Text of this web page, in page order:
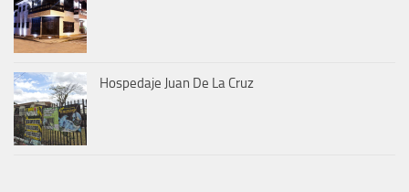
Hospedaje Juan De La Cruz